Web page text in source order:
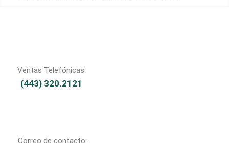
Ventas Telefónicas:
(443) 320.2121
Correo de contacto: